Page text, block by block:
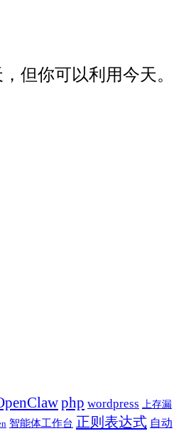
但你可以利用今天。
php wordpress
上存漏
智能体工作台 正则表达式 自动